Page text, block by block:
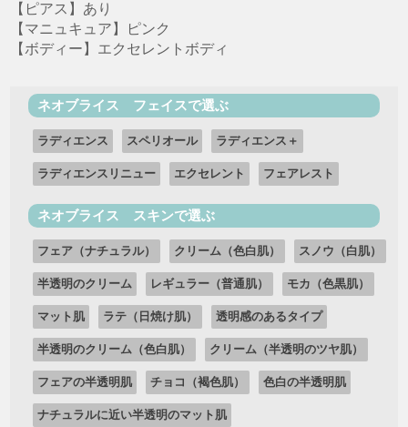
【ピアス】あり
【マニュキュア】ピンク
【ボディー】エクセレントボディ
ネオブライス フェイスで選ぶ
ラディエンス スペリオール ラディエンス＋
ラディエンスリニュー エクセレント フェアレスト
ネオブライス スキンで選ぶ
フェア（ナチュラル） クリーム（色白肌） スノウ（白肌）
半透明のクリーム レギュラー（普通肌） モカ（色黒肌）
マット肌 ラテ（日焼け肌） 透明感のあるタイプ
半透明のクリーム（色白肌） クリーム（半透明のツヤ肌）
フェアの半透明肌 チョコ（褐色肌） 色白の半透明肌
ナチュラルに近い半透明のマット肌